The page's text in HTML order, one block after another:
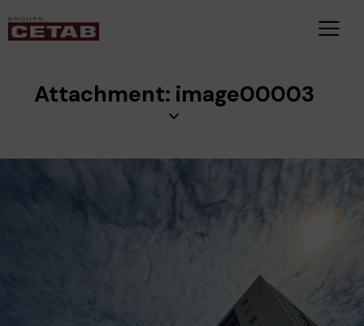
Attachment: image00003